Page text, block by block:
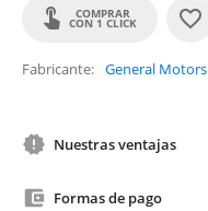
COMPRAR
CON 1 CLICK
Fabricante General Motors
Nuestras ventajas
Formas de pago